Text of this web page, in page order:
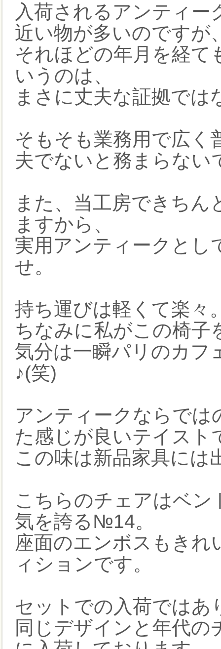
入荷されるアンティ
近い物が多いのですが
それほどの年月を経て
いうのは、
まさに丈夫な証拠では
そもそも業務用で広く
夫でないと務まらない
また、当工房できち
ますから、
実用アンティークとし
せ。
持ち運びは軽くて楽々
ちなみに私がこの椅子
気分は一瞬パリのカフ
♪(笑)
アンティークならでは
た感じが良いテイスト
この味は新品家具には
こちらのチェアはベ
気を誇る№14。
座面のエンボスもき
ィションです。
セットでの入荷ではあ
同じデザインと年代の